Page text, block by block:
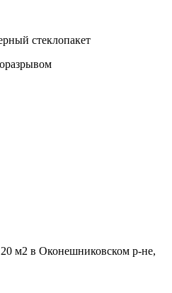
стеклопакет
м2 в Оконешниковском р-не,